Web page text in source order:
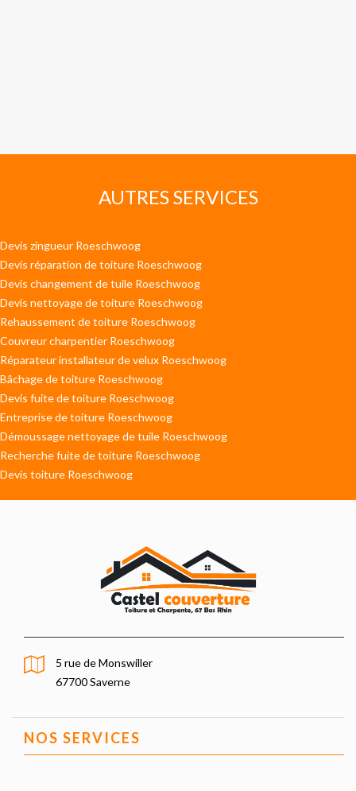
AUTRES SERVICES
Devis zingueur Roeschwoog
Devis réparation de toiture Roeschwoog
Devis changement de tuile Roeschwoog
Devis nettoyage de toiture Roeschwoog
Rehaussement de toiture Roeschwoog
Couvreur charpentier Roeschwoog
Réparateur installateur de velux Roeschwoog
Bâchage de toiture Roeschwoog
Devis fuite de toiture Roeschwoog
Entreprise de toiture Roeschwoog
Démoussage nettoyage de tuile Roeschwoog
Recherche fuite de toiture Roeschwoog
Devis toiture Roeschwoog
5 rue de Monswiller
67700 Saverne
NOS SERVICES